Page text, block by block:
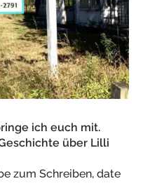
ich euch mit.
über Lilli
zum Schreiben, date